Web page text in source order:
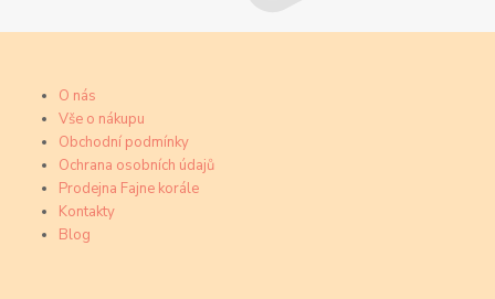
O nás
Vše o nákupu
Obchodní podmínky
Ochrana osobních údajů
Prodejna Fajne korále
Kontakty
Blog